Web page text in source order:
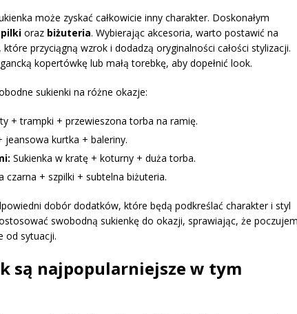
może zyskać całkowicie inny charakter. Doskonałym
oraz biżuteria. Wybierając akcesoria, warto postawić na
przyciągną wzrok i dodadzą oryginalności całości stylizacji.
kopertówkę lub małą torebkę, aby dopełnić look.
sukienki na różne okazje:
+ trampki + przewieszona torba na ramię.
jeansowa kurtka + baleriny.
Sukienka w kratę + koturny + duża torba.
czarna + szpilki + subtelna biżuteria.
dobór dodatków, które będą podkreślać charakter i styl
swobodną sukienkę do okazji, sprawiając, że
od sytuacji.
są najpopularniejsze w tym